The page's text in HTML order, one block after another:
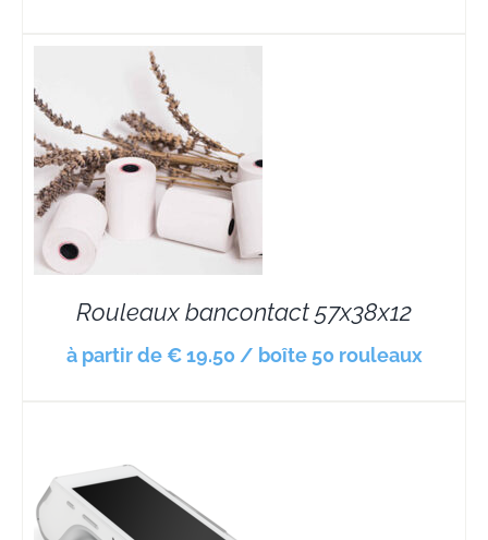
Rouleaux bancontact 57x38x12
à partir de € 19.50 / boîte 50 rouleaux